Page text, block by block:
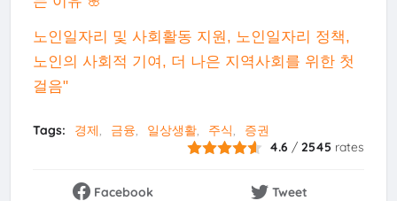
노인일자리 및 사회활동 지원, 노인일자리 정책,
노인의 사회적 기여, 더 나은 지역사회를 위한 첫
걸음"
Tags: 경제 금융 일상생활 주식
증권
4.6 /2545 rates
Facebook
Tweet